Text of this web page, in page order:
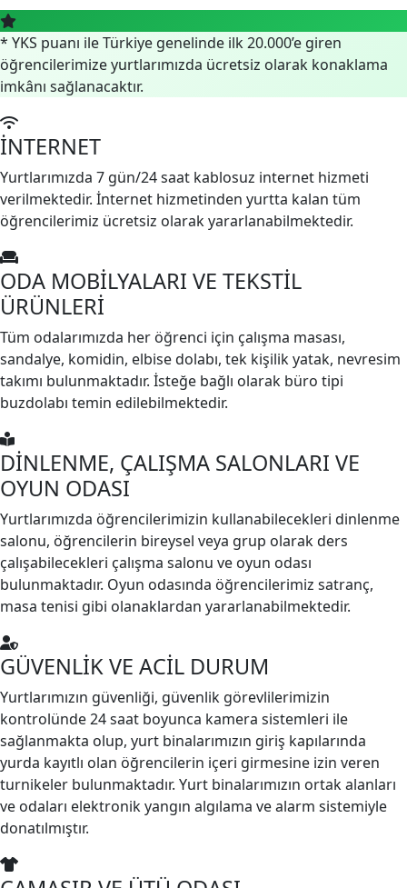
* YKS puanı ile Türkiye genelinde ilk 20.000’e giren
öğrencilerimize yurtlarımızda ücretsiz olarak konaklama
imkânı sağlanacaktır.
İNTERNET
Yurtlarımızda 7 gün/24 saat kablosuz internet hizmeti
verilmektedir. İnternet hizmetinden yurtta kalan tüm
öğrencilerimiz ücretsiz olarak yararlanabilmektedir.
ODA MOBİLYALARI VE TEKSTİL
ÜRÜNLERİ
Tüm odalarımızda her öğrenci için çalışma masası,
sandalye, komidin, elbise dolabı, tek kişilik yatak, nevresim
takımı bulunmaktadır. İsteğe bağlı olarak büro tipi
buzdolabı temin edilebilmektedir.
DİNLENME, ÇALIŞMA SALONLARI VE
OYUN ODASI
Yurtlarımızda öğrencilerimizin kullanabilecekleri dinlenme
salonu, öğrencilerin bireysel veya grup olarak ders
çalışabilecekleri çalışma salonu ve oyun odası
bulunmaktadır. Oyun odasında öğrencilerimiz satranç,
masa tenisi gibi olanaklardan yararlanabilmektedir.
GÜVENLİK VE ACİL DURUM
Yurtlarımızın güvenliği, güvenlik görevlilerimizin
kontrolünde 24 saat boyunca kamera sistemleri ile
sağlanmakta olup, yurt binalarımızın giriş kapılarında
yurda kayıtlı olan öğrencilerin içeri girmesine izin veren
turnikeler bulunmaktadır. Yurt binalarımızın ortak alanları
ve odaları elektronik yangın algılama ve alarm sistemiyle
donatılmıştır.